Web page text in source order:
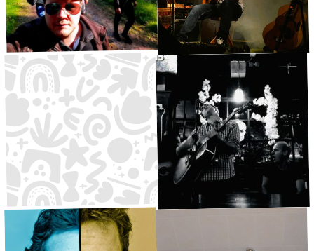
O'Reilly
17:30 Waldbühne·Folkrock
Marian Redhox
18:00 Kleine Bühne·
Akustikrock
Marcus wurliZer